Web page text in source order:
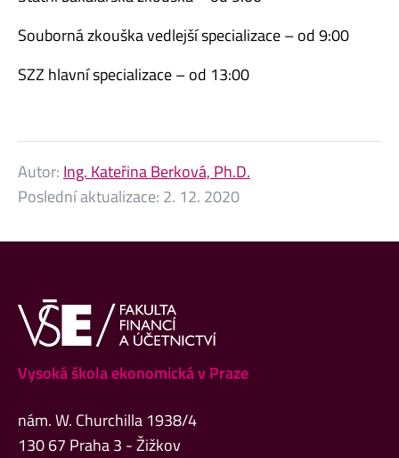
Souborná zkouška vedlejší specializace – od 9:00
SZZ hlavní specializace – od 13:00
Autor: Ing. Kateřina Berková, Ph.D.
Poslední aktualizace: 2. 12. 2020
Vysoká škola ekonomická v Praze
nám. W. Churchilla 1938/4
130 67 Praha 3 - Žižkov